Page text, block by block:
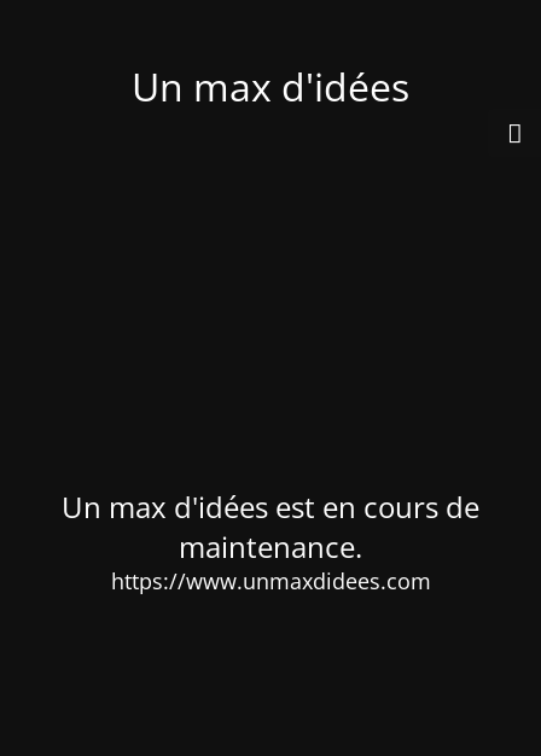
Un max d'idées
Un max d'idées est en cours de
maintenance.
https://www.unmaxdidees.com